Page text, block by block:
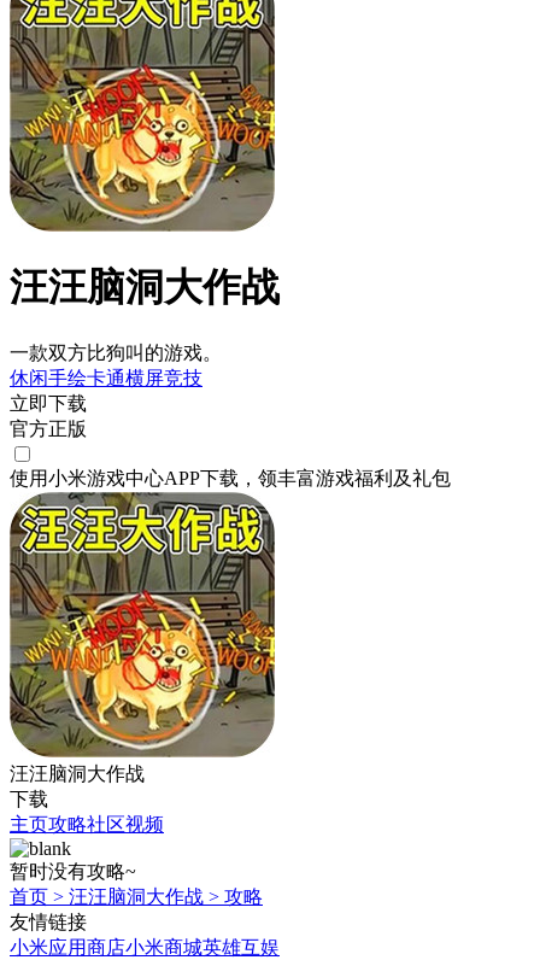
汪汪脑洞大作战
一款双方比狗叫的游戏。
休闲手绘卡通横屏竞技
立即下载
官方正版
使用小米游戏中心APP下载 ，领丰富游戏福利 及礼包
汪汪脑洞大作战
下载
主页攻略社区视频
暂时没有攻略~
首页 > 汪汪脑洞大作战 > 攻略
友情链接
小米应用商店小米商城英雄互娱